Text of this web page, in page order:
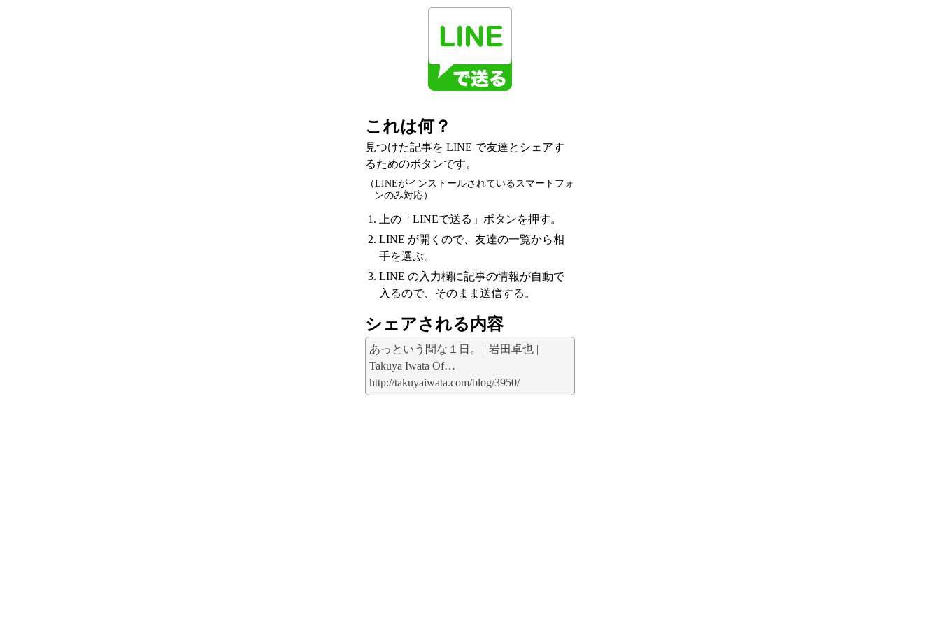
これは何？
見つけた記事を LINE で友達とシェアす
るためのボタンです。
（LINEがインストールされているスマートフォ
ンのみ対応）
上の「LINEで送る」ボタンを押す。
LINE が開くので、友達の一覧から相
手を選ぶ。
LINE の入力欄に記事の情報が自動で
入るので、そのまま送信する。
シェアされる内容
あっという間な１日。 | 岩田卓也 |
Takuya Iwata Of…
http://takuyaiwata.com/blog/3950/